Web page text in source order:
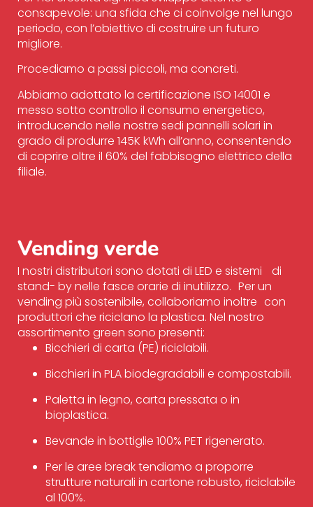
consapevole: una sfida che ci coinvolge nel lungo
periodo, con l’obiettivo di costruire un futuro
migliore.
Procediamo a passi piccoli, ma concreti.
Abbiamo adottato la certificazione ISO 14001 e
messo sotto controllo il consumo energetico,
introducendo nelle nostre sedi pannelli solari in
grado di produrre 145K kWh all’anno, consentendo
di coprire oltre il 60% del fabbisogno elettrico della
filiale.
Vending verde
I nostri distributori sono dotati di LED e sistemi di
stand- by nelle fasce orarie di inutilizzo. Per un
vending più sostenibile, collaboriamo inoltre con
produttori che riciclano la plastica. Nel nostro
assortimento green sono presenti:
Bicchieri di carta (PE) riciclabili.
Bicchieri in PLA biodegradabili e compostabili.
Paletta in legno, carta pressata o in
bioplastica.
Bevande in bottiglie 100% PET rigenerato.
Per le aree break tendiamo a proporre
strutture naturali in cartone robusto, riciclabile
al 100%.